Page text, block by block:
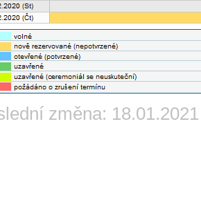
změna: 18.01.2021